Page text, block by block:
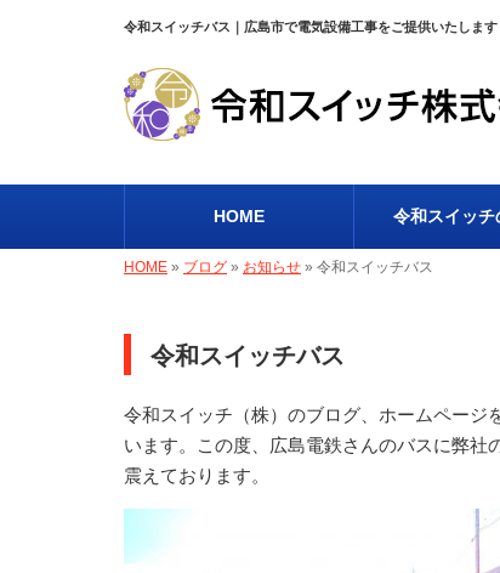
令和スイッチバス｜広島市で電気設備工事をご提供いたしま
HOME 令和スイッチ
HOME » ブログ » お知らせ » 令和スイッチバス
令和スイッチバス
令和スイッチ（株）のブログ、ホームページ
います。この度、広島電鉄さんのバスに弊社
震えております。